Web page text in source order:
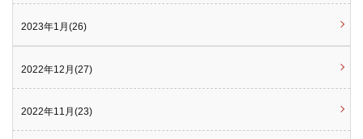
2023年1月(26)
2022年12月(27)
2022年11月(23)